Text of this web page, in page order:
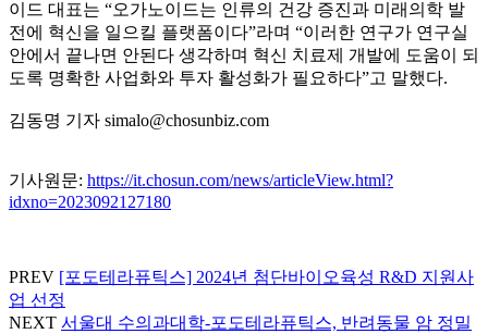
이드 대표는 “오가노이드는 인류의 건강 증진과 미래의학 발
전에 혁신을 일으킬 플랫폼이다”라며 “이러한 연구가 연구실
안에서 끝나면 안된다 생각하며 혁신 치료제 개발에 도움이 되
도록 명확한 사업화와 투자 활성화가 필요하다”고 말했다.
김동명 기자 simalo@chosunbiz.com
기사원문: https://it.chosun.com/news/articleView.html?
idxno=2023092127180
PREV [포도테라퓨틱스] 2024년 첨단바이오육성 R&D 지원사
업 선정
NEXT 서울대 수의과대학-포도테라퓨틱스, 반려동물 암 정밀